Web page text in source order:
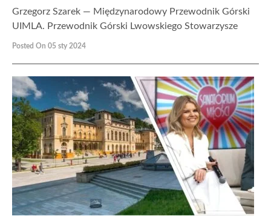
Grzegorz Szarek — Międzynarodowy Przewodnik Górski
UIMLA. Przewodnik Górski Lwowskiego Stowarzysze
Posted On 05 sty 2024